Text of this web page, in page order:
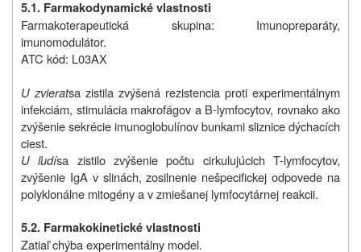
5.1. Farmakodynamické vlastnosti
Farmakoterapeutická skupina: Imunopreparáty,
imunomodulátor.
ATC kód: L03AX
U zvieratsa zistila zvýšená rezistencia proti experimentálnym
infekciám, stimulácia makrofágov a B-lymfocytov, rovnako ako
zvýšenie sekrécie imunoglobulínov bunkami sliznice dýchacích
ciest.
U ľudísa zistilo zvýšenie počtu cirkulujúcich T-lymfocytov,
zvýšenie IgA v slinách, zosilnenie nešpecifickej odpovede na
polyklonálne mitogény a v zmiešanej lymfocytárnej reakcii.
5.2. Farmakokinetické vlastnosti
Zatiaľ chýba experimentálny model.